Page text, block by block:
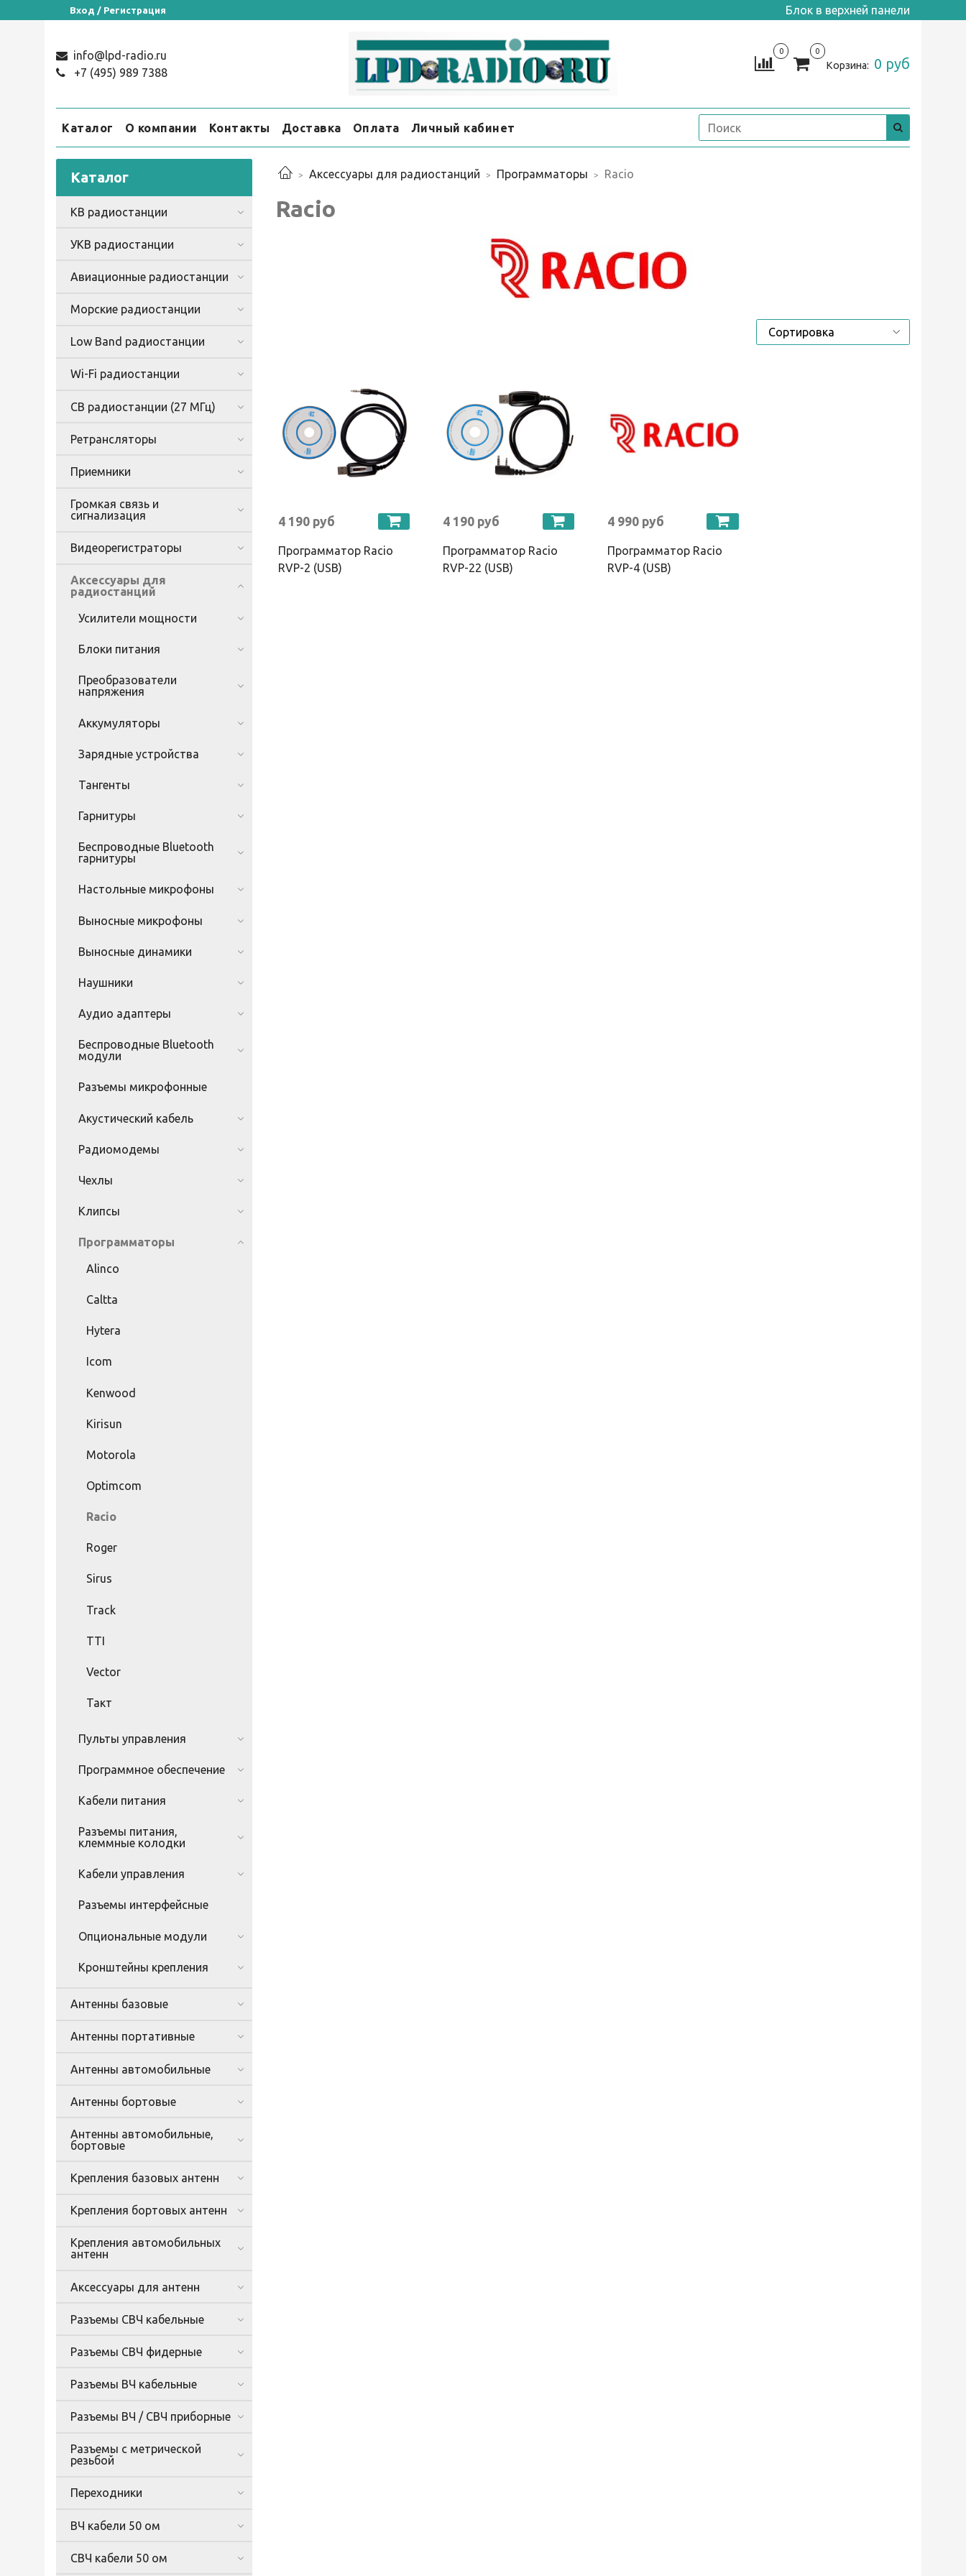
Вход / Регистрация Блок в верхней панели
info@lpd-radio.ru
+7 (495) 989 7388
0 0
Корзина: 0 руб
Каталог О компании Контакты Доставка Оплата Личный кабинет
Аксессуары для радиостанций Программаторы Racio
Racio
4 190 руб
Программатор Racio
RVP-2 (USB)
4 190 руб
Программатор Racio
RVP-22 (USB)
4 990 руб
Программатор Racio
RVP-4 (USB)
Каталог
КВ радиостанции
УКВ радиостанции
Авиационные радиостанции
Морские радиостанции
Low Band радиостанции
Wi-Fi радиостанции
CB радиостанции (27 МГц)
Ретрансляторы
Приемники
Громкая связь и
сигнализация
Видеорегистраторы
Аксессуары для
радиостанций
Усилители мощности
Блоки питания
Преобразователи
напряжения
Аккумуляторы
Зарядные устройства
Тангенты
Гарнитуры
Беспроводные Bluetooth
гарнитуры
Настольные микрофоны
Выносные микрофоны
Выносные динамики
Наушники
Аудио адаптеры
Беспроводные Bluetooth
модули
Разъемы микрофонные
Акустический кабель
Радиомодемы
Чехлы
Клипсы
Программаторы
Alinco
Caltta
Hytera
Icom
Kenwood
Kirisun
Motorola
Optimcom
Racio
Roger
Sirus
Track
TTI
Vector
Такт
Пульты управления
Программное обеспечение
Кабели питания
Разъемы питания,
клеммные колодки
Кабели управления
Разъемы интерфейсные
Опциональные модули
Кронштейны крепления
Антенны базовые
Антенны портативные
Антенны автомобильные
Антенны бортовые
Антенны автомобильные,
бортовые
Крепления базовых антенн
Крепления бортовых антенн
Крепления автомобильных
антенн
Аксессуары для антенн
Разъемы СВЧ кабельные
Разъемы СВЧ фидерные
Разъемы ВЧ кабельные
Разъемы ВЧ / СВЧ приборные
Разъемы с метрической
резьбой
Переходники
ВЧ кабели 50 ом
СВЧ кабели 50 ом